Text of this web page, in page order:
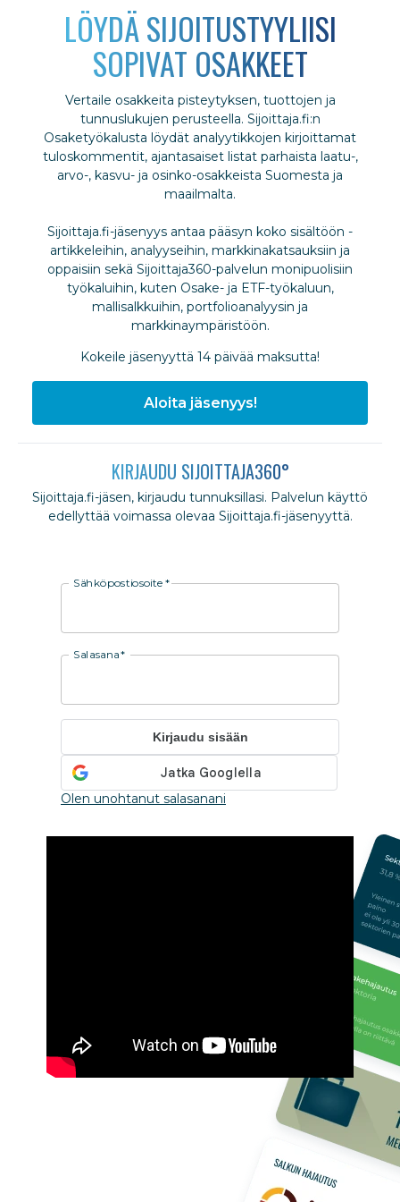
LÖYDÄ SIJOITUSTYYLIISI
SOPIVAT OSAKKEET
Vertaile osakkeita pisteytyksen, tuottojen ja
tunnuslukujen perusteella. Sijoittaja.fi:n
Osaketyökalusta löydät analyytikkojen kirjoittamat
tuloskommentit, ajantasaiset listat parhaista laatu-,
arvo-, kasvu- ja osinko-osakkeista Suomesta ja
maailmalta.
Sijoittaja.fi-jäsenyys antaa pääsyn koko sisältöön -
artikkeleihin, analyyseihin, markkinakatsauksiin ja
oppaisiin sekä Sijoittaja360-palvelun monipuolisiin
työkaluihin, kuten Osake- ja ETF-työkaluun,
mallisalkkuihin, portfolioanalyysin ja
markkinaympäristöön.
Kokeile jäsenyyttä 14 päivää maksutta!
Aloita jäsenyys!
KIRJAUDU SIJOITTAJA360°
Sijoittaja.fi-jäsen, kirjaudu tunnuksillasi. Palvelun käyttö
edellyttää voimassa olevaa Sijoittaja.fi-jäsenyyttä.
Sähköpostiosoite *
Salasana*
Kirjaudu sisään
Olen unohtanut salasanani